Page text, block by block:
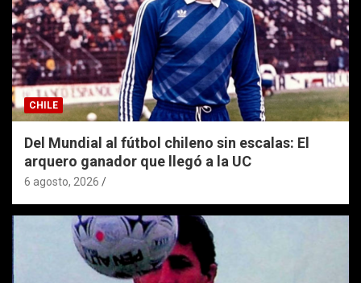
CHILE
Del Mundial al fútbol chileno sin escalas: El
arquero ganador que llegó a la UC
6 agosto, 2026